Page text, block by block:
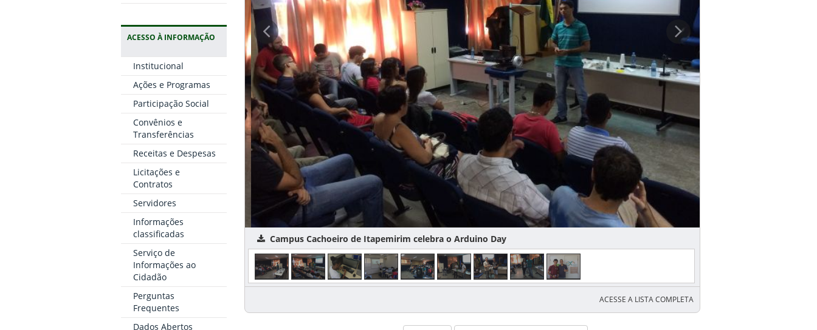
ACESSO À INFORMAÇÃO
Institucional
Ações e Programas
Participação Social
Convênios e
Transferências
Receitas e Despesas
Licitações e
Contratos
Servidores
Informações
classificadas
Serviço de
Informações ao
Cidadão
Perguntas
Frequentes
Dados Abertos
Campus Cachoeiro de Itapemirim celebra o Arduino Day
ACESSE A LISTA COMPLETA